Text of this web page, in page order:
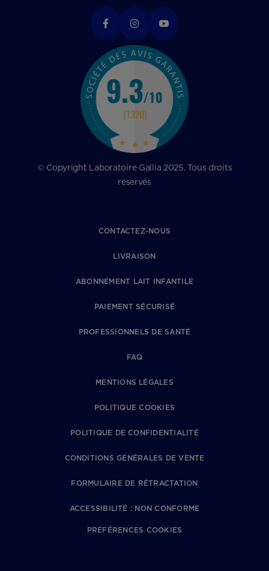
© Copyright Laboratoire Gallia 2025. Tous droits
réservés
CONTACTEZ-NOUS
LIVRAISON
ABONNEMENT LAIT INFANTILE
PAIEMENT SÉCURISÉ
PROFESSIONNELS DE SANTÉ
FAQ
MENTIONS LÉGALES
POLITIQUE COOKIES
POLITIQUE DE CONFIDENTIALITÉ
CONDITIONS GÉNÉRALES DE VENTE
FORMULAIRE DE RÉTRACTATION
ACCESSIBILITÉ : NON CONFORME
PRÉFÉRENCES COOKIES